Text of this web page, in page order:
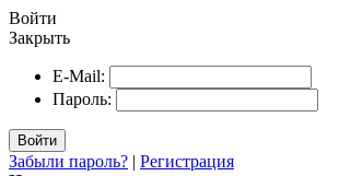
Войти
Закрыть
E-Mail:
Пароль:
Войти
Забыли пароль? | Регистрация